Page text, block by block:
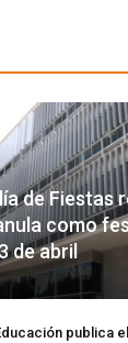
de Fiestas
como
de abril
publica